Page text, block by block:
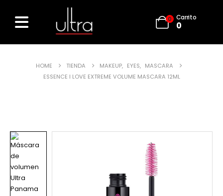
0 Carrito
0
HOME TIENDA MAKEUP, EYES, MASCARA
ESSENCE I LOVE EXTREME VOLUME MASCARA 12ML